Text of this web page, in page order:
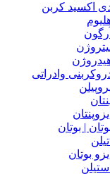
اکسید کربن
وادراتی
| بوتان
بوتان